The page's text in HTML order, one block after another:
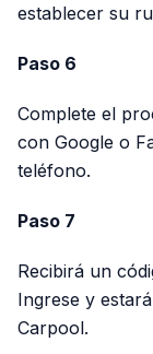
establecer su
Paso 6
Complete el
con Google o
teléfono.
Paso 7
Recibirá un
Ingrese y
Carpool.